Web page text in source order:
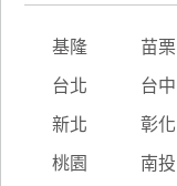
基隆 苗栗
台北 台中
新北 彰化
桃園 南投